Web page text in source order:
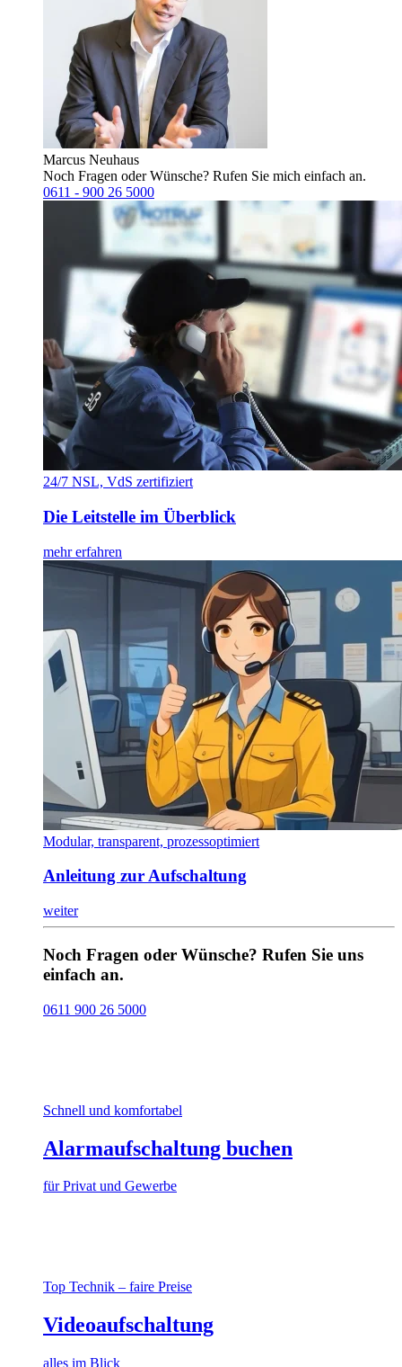
Marcus Neuhaus
Noch Fragen oder Wünsche? Rufen Sie mich einfach an.
0611 - 900 26 5000
24/7 NSL, VdS zertifiziert
Die Leitstelle im Überblick
mehr erfahren
Modular, transparent, prozessoptimiert
Anleitung zur Aufschaltung
weiter
Noch Fragen oder Wünsche? Rufen Sie uns
einfach an.
0611 900 26 5000
Schnell und komfortabel
Alarmaufschaltung buchen
für Privat und Gewerbe
Top Technik – faire Preise
Videoaufschaltung
alles im Blick